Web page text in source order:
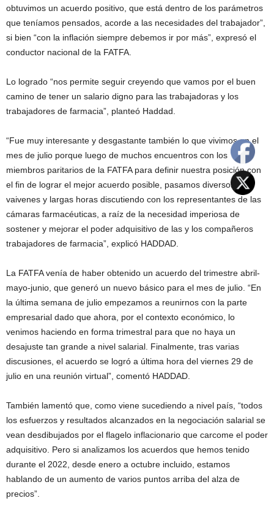
obtuvimos un acuerdo positivo, que está dentro de los parámetros
que teníamos pensados, acorde a las necesidades del trabajador”,
si bien “con la inflación siempre debemos ir por más”, expresó el
conductor nacional de la FATFA.
Lo logrado “nos permite seguir creyendo que vamos por el buen
camino de tener un salario digno para las trabajadoras y los
trabajadores de farmacia”, planteó Haddad.
“Fue muy interesante y desgastante también lo que vivimos en el
mes de julio porque luego de muchos encuentros con los
miembros paritarios de la FATFA para definir nuestra posición con
el fin de lograr el mejor acuerdo posible, pasamos diversos
vaivenes y largas horas discutiendo con los representantes de las
cámaras farmacéuticas, a raíz de la necesidad imperiosa de
sostener y mejorar el poder adquisitivo de las y los compañeros
trabajadores de farmacia”, explicó HADDAD.
La FATFA venía de haber obtenido un acuerdo del trimestre abril-
mayo-junio, que generó un nuevo básico para el mes de julio. “En
la última semana de julio empezamos a reunirnos con la parte
empresarial dado que ahora, por el contexto económico, lo
venimos haciendo en forma trimestral para que no haya un
desajuste tan grande a nivel salarial. Finalmente, tras varias
discusiones, el acuerdo se logró a última hora del viernes 29 de
julio en una reunión virtual”, comentó HADDAD.
También lamentó que, como viene sucediendo a nivel país, “todos
los esfuerzos y resultados alcanzados en la negociación salarial se
vean desdibujados por el flagelo inflacionario que carcome el poder
adquisitivo. Pero si analizamos los acuerdos que hemos tenido
durante el 2022, desde enero a octubre incluido, estamos
hablando de un aumento de varios puntos arriba del alza de
precios”.